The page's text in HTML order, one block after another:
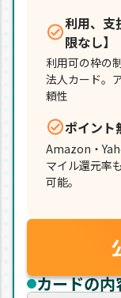
利用、支
限なし】
利用可の枠の
法人カード。
頼性
ポイント
Amazon・
マイル還元率
可能。
カードの内